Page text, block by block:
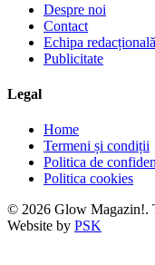
Despre noi
Contact
Echipa redacțională
Publicitate
Legal
Home
Termeni și condiții
Politica de
Politica cookies
© 2026 Glow Magazin!.
Website by PSK